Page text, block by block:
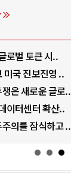
로벌 토큰 시..
미국 진보진영 ..
은 새로운 글로..
이터센터 확산..
의를 잠식하고 ..